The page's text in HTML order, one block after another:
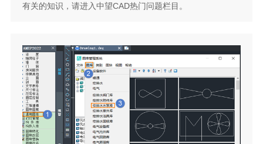
有关的知识，请进入中望CAD热门问题栏目。